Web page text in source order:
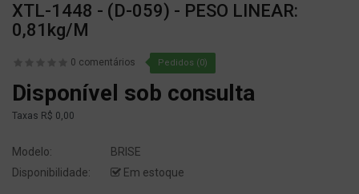
XTL-1448 - (D-059) - PESO LINEAR:
0,81kg/m
0 comentários Pedidos (0)
Disponível sob consulta
Taxas R$ 0,00
Modelo:
BRISE
Disponibilidade:
Em estoque